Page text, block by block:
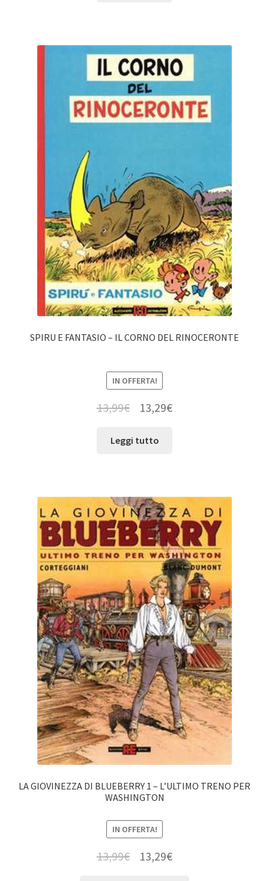
SPIRU E FANTASIO – IL CORNO DEL RINOCERONTE
IN OFFERTA!
13,99€ 13,29€
Leggi tutto
LA GIOVINEZZA DI BLUEBERRY 1 – L’ULTIMO TRENO PER
WASHINGTON
IN OFFERTA!
13,99€ 13,29€